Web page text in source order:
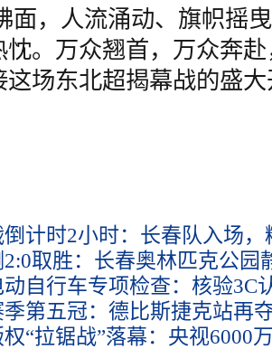
面，人流涌动、旗帜摇
忱。万众翘首，万众奔
这场东北超揭幕战的盛
计时2小时：长春队入场
取胜：长春奥林匹克公园
自行车专项检查：核验3C
第五冠：德比斯捷克站再
“拉锯战”落幕：央视6000